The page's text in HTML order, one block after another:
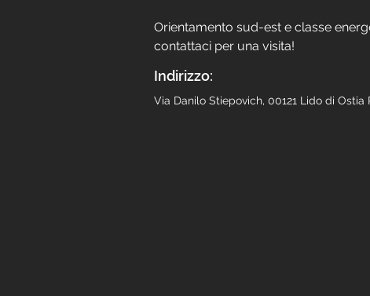
Orientamento sud-est e classe
contattaci per una visita!
Indirizzo:
Via Danilo Stiepovich, 00121 Lido di Ostia